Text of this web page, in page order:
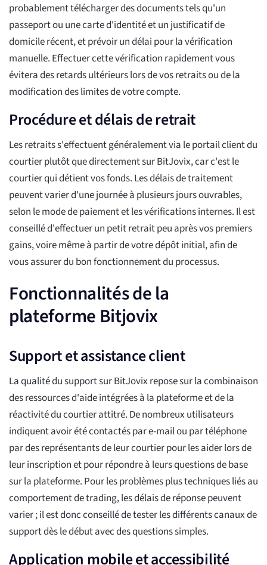
probablement télécharger des documents tels qu'un
passeport ou une carte d'identité et un justificatif de
domicile récent, et prévoir un délai pour la vérification
manuelle. Effectuer cette vérification rapidement vous
évitera des retards ultérieurs lors de vos retraits ou de la
modification des limites de votre compte.
Procédure et délais de retrait
Les retraits s'effectuent généralement via le portail client du
courtier plutôt que directement sur BitJovix, car c'est le
courtier qui détient vos fonds. Les délais de traitement
peuvent varier d'une journée à plusieurs jours ouvrables,
selon le mode de paiement et les vérifications internes. Il est
conseillé d'effectuer un petit retrait peu après vos premiers
gains, voire même à partir de votre dépôt initial, afin de
vous assurer du bon fonctionnement du processus.
Fonctionnalités de la
plateforme Bitjovix
Support et assistance client
La qualité du support sur BitJovix repose sur la combinaison
des ressources d'aide intégrées à la plateforme et de la
réactivité du courtier attitré. De nombreux utilisateurs
indiquent avoir été contactés par e-mail ou par téléphone
par des représentants de leur courtier pour les aider lors de
leur inscription et pour répondre à leurs questions de base
sur la plateforme. Pour les problèmes plus techniques liés au
comportement de trading, les délais de réponse peuvent
varier ; il est donc conseillé de tester les différents canaux de
support dès le début avec des questions simples.
Application mobile et accessibilité